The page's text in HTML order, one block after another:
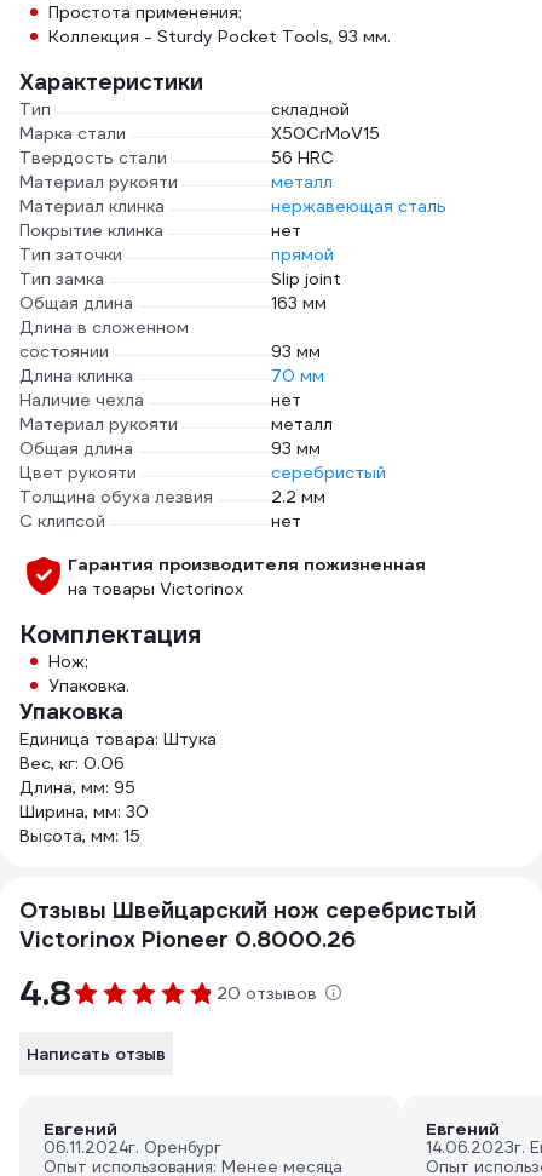
Простота применения;
Коллекция - Sturdy Pocket Tools, 93 мм.
Характеристики
Тип
складной
Марка стали
X50CrMoV15
Твердость стали
56 HRC
Материал рукояти
металл
Материал клинка
нержавеющая сталь
Покрытие клинка
нет
Тип заточки
прямой
Тип замка
Slip joint
Общая длина
163 мм
Длина в сложенном
состоянии
93 мм
Длина клинка
70 мм
Наличие чехла
нет
Материал рукояти
металл
Общая длина
93 мм
Цвет рукояти
серебристый
Толщина обуха лезвия
2.2 мм
С клипсой
нет
Гарантия производителя пожизненная
на товары Victorinox
Комплектация
Нож;
Упаковка.
Упаковка
Единица товара: Штука
Вес, кг: 0.06
Длина, мм: 95
Ширина, мм: 30
Высота, мм: 15
Отзывы Швейцарский нож серебристый
Victorinox Pioneer 0.8000.26
4.8 20 отзывов
Написать отзыв
Евгений
06.11.2024г. Оренбург
Опыт использования: Менее месяца
Евгений
14.06.2023г.
Опыт